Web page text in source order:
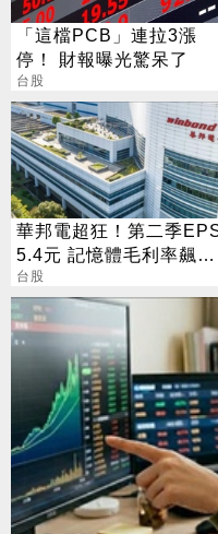
「這檔PCB」連拉3漲
停！ 財報曝光驚呆了
台股
華邦電超狂！第二季
5.4元 記憶體毛利率飆至
70.3%
台股